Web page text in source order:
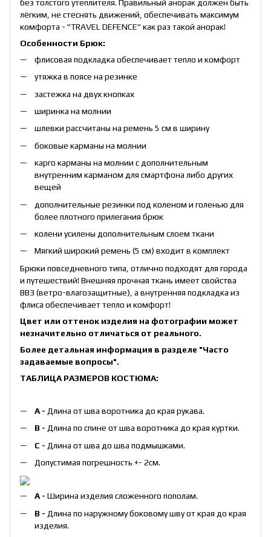
без толстого утеплителя. Правильный анорак должен быть
лёгким, не стеснять движений, обеспечивать максимум
комфорта - "TRAVEL DEFENCE" как раз такой анорак!
Особенности Брюк:
флисовая подкладка обеспечивает тепло и комфорт
утяжка в поясе на резинке
застежка на двух кнопках
ширинка на молнии
шлевки рассчитаны на ремень 5 см в ширину
боковые карманы на молнии
карго карманы на молнии с дополнительным
внутренним карманом для смартфона либо других
вещей
дополнительные резинки под коленом и голенью для
более плотного прилегания брюк
колени усилены дополнительным слоем ткани
Мягкий широкий ремень (5 см) входит в комплект
Брюки повседневного типа, отлично подходят для города
и путешествий! Внешняя прочная ткань имеет свойства
ВВЗ (ветро-влагозащитные), а внутренняя подкладка из
флиса обеспечивает тепло и комфорт!
Цвет или оттенок изделия на фотографии может
незначительно отличаться от реального.
Более детальная информация в разделе "Часто
задаваемые вопросы".
ТАБЛИЦА РАЗМЕРОВ КОСТЮМА:
А - Длина от шва воротника до края рукава.
B - Длина по спине от шва воротника до края куртки.
С - Длина от шва до шва подмышками.
Допустимая погрешность +- 2см.
А - Ширина изделия сложенного пополам.
B - Длина по наружному боковому шву от края до края
изделия.